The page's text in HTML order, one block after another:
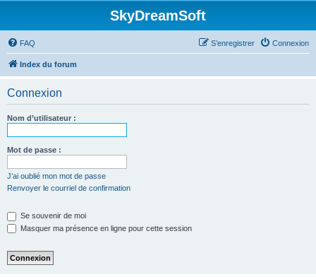
SkyDreamSoft
FAQ Connexion
S’enregistrer
Index du forum
Connexion
Nom d’utilisateur :
Mot de passe :
J’ai oublié mon mot de passe
Renvoyer le courriel de confirmation
Se souvenir de moi
Masquer ma présence en ligne pour cette session